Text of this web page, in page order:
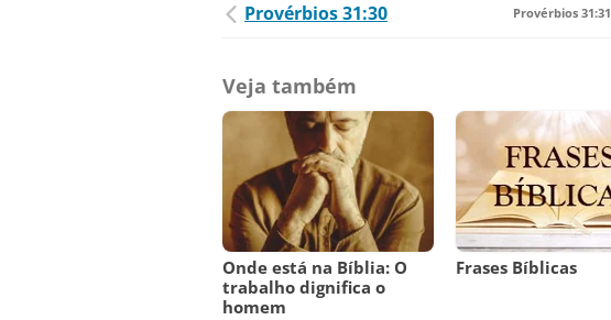
Provérbios 31:30 Provérbios 31:31
Veja também
Onde está na Bíblia: O
trabalho dignifica o
homem
Frases Bíblicas